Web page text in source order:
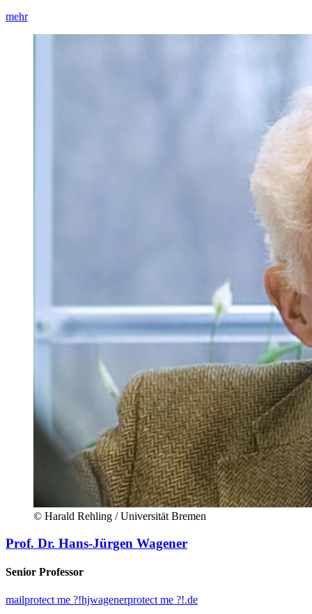
mehr
© Harald Rehling / Universität Bremen
Prof. Dr. Hans-Jürgen Wagener
Senior Professor
mailprotect me ?!hjwagenerprotect me ?!.de